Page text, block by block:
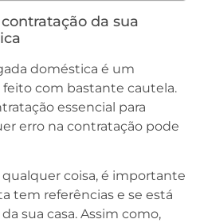
da sua
doméstica é um
feito com bastante cautela.
essencial para
erro na contratação pode
coisa, é importante
tem referências e se está
sua casa. Assim como,